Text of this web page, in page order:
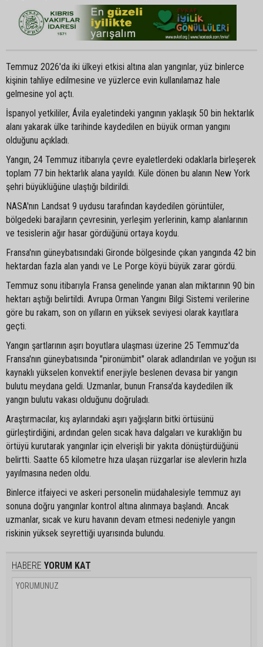
Temmuz 2026'da iki ülkeyi etkisi altına alan yangınlar, yüz binlerce
kişinin tahliye edilmesine ve yüzlerce evin kullanılamaz hale
gelmesine yol açtı.
İspanyol yetkililer, Ávila eyaletindeki yangının yaklaşık 50 bin hektarlık
alanı yakarak ülke tarihinde kaydedilen en büyük orman yangını
olduğunu açıkladı.
Yangın, 24 Temmuz itibarıyla çevre eyaletlerdeki odaklarla birleşerek
toplam 77 bin hektarlık alana yayıldı. Küle dönen bu alanın New York
şehri büyüklüğüne ulaştığı bildirildi.
NASA'nın Landsat 9 uydusu tarafından kaydedilen görüntüler,
bölgedeki barajların çevresinin, yerleşim yerlerinin, kamp alanlarının
ve tesislerin ağır hasar gördüğünü ortaya koydu.
Fransa'nın güneybatısındaki Gironde bölgesinde çıkan yangında 42 bin
hektardan fazla alan yandı ve Le Porge köyü büyük zarar gördü.
Temmuz sonu itibarıyla Fransa genelinde yanan alan miktarının 90 bin
hektarı aştığı belirtildi. Avrupa Orman Yangını Bilgi Sistemi verilerine
göre bu rakam, son on yılların en yüksek seviyesi olarak kayıtlara
geçti.
Yangın şartlarının aşırı boyutlara ulaşması üzerine 25 Temmuz'da
Fransa'nın güneybatısında "pironümbit" olarak adlandırılan ve yoğun ısı
kaynaklı yükselen konvektif enerjiyle beslenen devasa bir yangın
bulutu meydana geldi. Uzmanlar, bunun Fransa'da kaydedilen ilk
yangın bulutu vakası olduğunu doğruladı.
Araştırmacılar, kış aylarındaki aşırı yağışların bitki örtüsünü
gürleştirdiğini, ardından gelen sıcak hava dalgaları ve kuraklığın bu
örtüyü kurutarak yangınlar için elverişli bir yakıta dönüştürdüğünü
belirtti. Saatte 65 kilometre hıza ulaşan rüzgarlar ise alevlerin hızla
yayılmasına neden oldu.
Binlerce itfaiyeci ve askeri personelin müdahalesiyle temmuz ayı
sonuna doğru yangınlar kontrol altına alınmaya başlandı. Ancak
uzmanlar, sıcak ve kuru havanın devam etmesi nedeniyle yangın
riskinin yüksek seyrettiği uyarısında bulundu.
HABERE YORUM KAT